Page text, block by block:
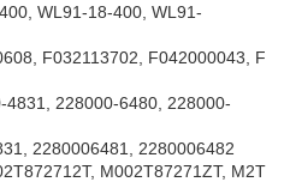
WL91-18-400, WL91-
F032113702, F042000043, F
4831, 228000-6480, 228000-
2280006481, 2280006482
M002T87271ZT, M2T